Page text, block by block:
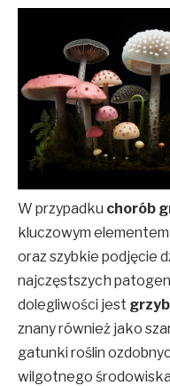
W przypadku chorób
kluczowym
oraz szybkie podjęcie
najczęstszych
dolegliwości jest grzyb
znany również jako
gatunki roślin
wilgotnego